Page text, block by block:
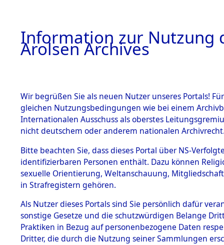
BESTÄNDE
1.
Inhaftierungsdoku
mente
1.2.9 Beim ITS
verwahrte
1.2.9.1
Effekten aus
dem KZ
Dachau
4Akten
Land
Polen
Information zur Nutzung
Arolsen Archives
Wir begrüßen Sie als neuen Nutzer unseres Portals!
gleichen Nutzungsbedingungen wie bei einem
Internationalen Ausschuss als oberstes
nicht deutschem oder anderem nationalen
Bitte beachten Sie, dass dieses Portal über NS-
identifizierbaren Personen enthält. Dazu können
sexuelle Orientierung, Weltanschauung,
in Strafregistern gehören.
Als Nutzer dieses Portals sind Sie persönlich dafür
sonstige Gesetze und die schutzwürdigen Belange
Praktiken in Bezug auf personenbezogene Daten
Dritter, die durch die Nutzung seiner Sammlungen